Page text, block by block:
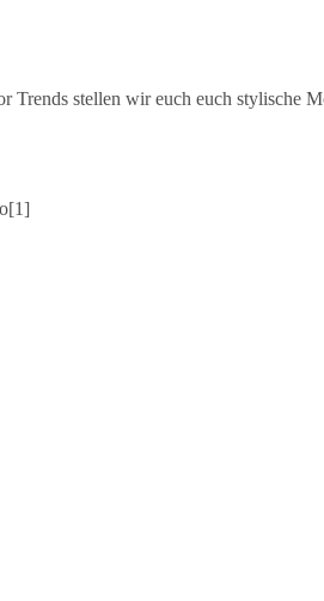
Trends stellen wir euch euch stylische